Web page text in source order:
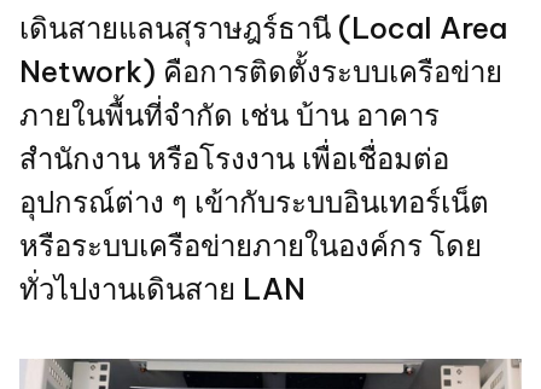
เดินสายแลนสุราษฎร์ธานี (Local Area
Network) คือการติดตั้งระบบเครือข่าย
ภายในพื้นที่จำกัด เช่น บ้าน อาคาร
สำนักงาน หรือโรงงาน เพื่อเชื่อมต่อ
อุปกรณ์ต่าง ๆ เข้ากับระบบอินเทอร์เน็ต
หรือระบบเครือข่ายภายในองค์กร โดย
ทั่วไปงานเดินสาย LAN